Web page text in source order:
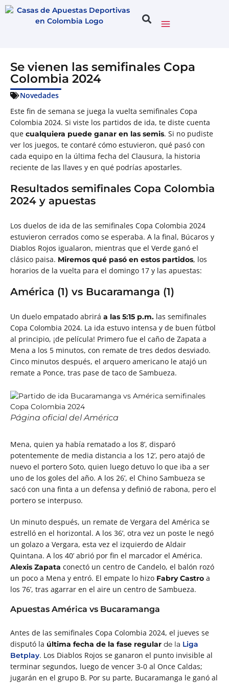
Se vienen las semifinales Copa
Colombia 2024
Novedades
Este fin de semana se juega la vuelta semifinales Copa
Colombia 2024. Si viste los partidos de ida, te diste cuenta
que cualquiera puede ganar en las semis. Si no pudiste
ver los juegos, te contaré cómo estuvieron, qué pasó con
cada equipo en la última fecha del Clausura, la historia
reciente de las llaves y en qué podrías apostarles.
Resultados semifinales Copa Colombia
2024 y apuestas
Los duelos de ida de las semifinales Copa Colombia 2024
estuvieron cerrados como se esperaba. A la final, Búcaros y
Diablos Rojos igualaron, mientras que el Verde ganó el
clásico paisa. Miremos qué pasó en estos partidos, los
horarios de la vuelta para el domingo 17 y las apuestas:
América (1) vs Bucaramanga (1)
Un duelo empatado abrirá a las 5:15 p.m. las semifinales
Copa Colombia 2024. La ida estuvo intensa y de buen fútbol
al principio, ¡de película! Primero fue el caño de Zapata a
Mena a los 5 minutos, con remate de tres dedos desviado.
Cinco minutos después, el arquero americano le atajó un
remate a Ponce, tras pase de taco de Sambueza.
Página oficial del América
Mena, quien ya había rematado a los 8’, disparó
potentemente de media distancia a los 12’, pero atajó de
nuevo el portero Soto, quien luego detuvo lo que iba a ser
uno de los goles del año. A los 26’, el Chino Sambueza se
sacó con una finta a un defensa y definió de rabona, pero el
portero se interpuso.
Un minuto después, un remate de Vergara del América se
estrelló en el horizontal. A los 36’, otra vez un poste le negó
un golazo a Vergara, esta vez el izquierdo de Aldair
Quintana. A los 40’ abrió por fin el marcador el América.
Alexis Zapata conectó un centro de Candelo, el balón rozó
un poco a Mena y entró. El empate lo hizo Fabry Castro a
los 76’, tras agarrar en el aire un centro de Sambueza.
Apuestas América vs Bucaramanga
Antes de las semifinales Copa Colombia 2024, el jueves se
disputó la última fecha de la fase regular de la Liga
Betplay. Los Diablos Rojos se ganaron el punto invisible al
terminar segundos, luego de vencer 3-0 al Once Caldas;
jugarán en el grupo B. Por su parte, Bucaramanga le ganó al